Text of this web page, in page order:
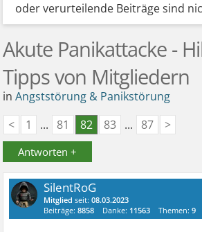
oder verurteilende Beiträge sind
Akute Panikattacke -
Tipps von Mitgliedern
inAngststörung & Panikstörung
<
1 ... 81 82 83 ... 87 >
Antworten +
SilentRoG
Mitglied seit:08.03.2023
Beiträge:8858 Danke: 11563 Themen:9